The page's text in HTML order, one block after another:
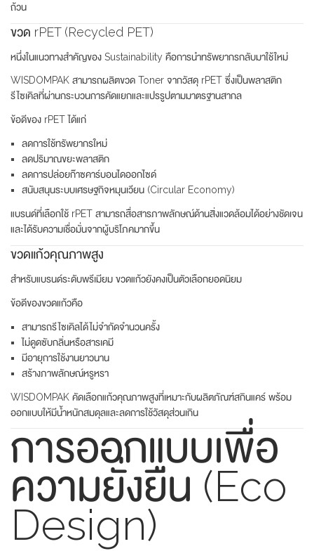
ถ้วน
ขวด rPET (Recycled PET)
หนึ่งในแนวทางสำคัญของ Sustainability คือการนำทรัพยากรกลับมาใช้ใหม่
WISDOMPAK สามารถผลิตขวด Toner จากวัสดุ rPET ซึ่งเป็นพลาสติก
รีไซเคิลที่ผ่านกระบวนการคัดแยกและแปรรูปตามมาตรฐานสากล
ข้อดีของ rPET ได้แก่
ลดการใช้ทรัพยากรใหม่
ลดปริมาณขยะพลาสติก
ลดการปล่อยก๊าซคาร์บอนไดออกไซด์
สนับสนุนระบบเศรษฐกิจหมุนเวียน (Circular Economy)
แบรนด์ที่เลือกใช้ rPET สามารถสื่อสารภาพลักษณ์ด้านสิ่งแวดล้อมได้อย่างชัดเจน
และได้รับความเชื่อมั่นจากผู้บริโภคมากขึ้น
ขวดแก้วคุณภาพสูง
สำหรับแบรนด์ระดับพรีเมียม ขวดแก้วยังคงเป็นตัวเลือกยอดนิยม
ข้อดีของขวดแก้วคือ
สามารถรีไซเคิลได้ไม่จำกัดจำนวนครั้ง
ไม่ดูดซับกลิ่นหรือสารเคมี
มีอายุการใช้งานยาวนาน
สร้างภาพลักษณ์หรูหรา
WISDOMPAK คัดเลือกแก้วคุณภาพสูงที่เหมาะกับผลิตภัณฑ์สกินแคร์ พร้อม
ออกแบบให้มีน้ำหนักสมดุลและลดการใช้วัสดุส่วนเกิน
การออกแบบเพื่อ
ความยั่งยืน (Eco
Design)